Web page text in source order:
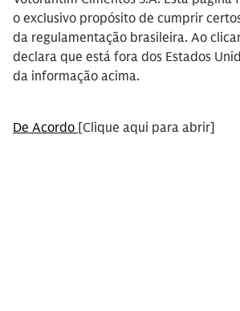
o exclusivo propósito de cumprir
da regulamentação brasileira. Ao
declara que está fora dos Estados
da informação acima.
De Acordo [Clique aqui para abrir]